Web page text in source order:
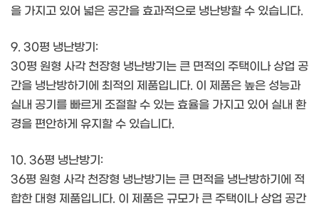
을 가지고 있어 넓은 공간을 효과적으로 냉난방할 수 있습니다.
9. 30평 냉난방기:
30평 원형 사각 천장형 냉난방기는 큰 면적의 주택이나 상업 공
간을 냉난방하기에 최적의 제품입니다. 이 제품은 높은 성능과
실내 공기를 빠르게 조절할 수 있는 효율을 가지고 있어 실내 환
경을 편안하게 유지할 수 있습니다.
10. 36평 냉난방기:
36평 원형 사각 천장형 냉난방기는 큰 면적을 냉난방하기에 적
합한 대형 제품입니다. 이 제품은 규모가 큰 주택이나 상업 공간